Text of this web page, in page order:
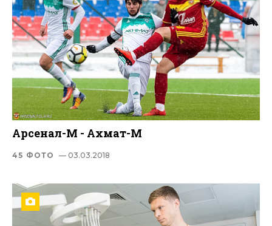
Арсенал-М - Ахмат-М
45 ФОТО — 03.03.2018